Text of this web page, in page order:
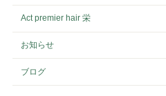
Act premier hair 栄
お知らせ
ブログ